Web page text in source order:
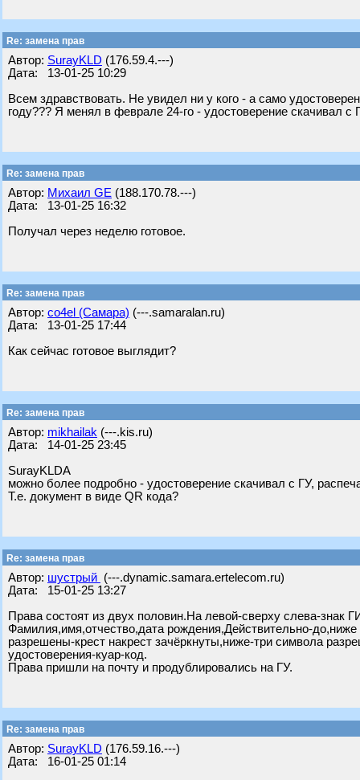
Re: замена прав
Автор: SurayKLD (176.59.4.---)
Дата: 13-01-25 10:29
Всем здравствовать. Не увидел ни у кого - а само
году??? Я менял в феврале 24-го - удостоверение скачивал
Re: замена прав
Автор: Михаил GE (188.170.78.---)
Дата: 13-01-25 16:32
Получал через неделю готовое.
Re: замена прав
Автор: co4el (Самара) (---.samaralan.ru)
Дата: 13-01-25 17:44
Как сейчас готовое выглядит?
Re: замена прав
Автор: mikhailak (---.kis.ru)
Дата: 14-01-25 23:45
SurayKLDА
можно более подробно - удостоверение скачивал с ГУ,
Т.е. документ в виде QR кода?
Re: замена прав
Автор: шустрый (---.dynamic.samara.ertelecom.ru)
Дата: 15-01-25 13:27
Права состоят из двух половин.На левой-сверху слева-
Фамилия,имя,отчество,дата рождения,Действительно-
разрешены-крест накрест зачёркнуты,ниже-три символа
удостоверения-куар-код.
Права пришли на почту и продублировались на ГУ.
Re: замена прав
Автор: SurayKLD (176.59.16.---)
Дата: 16-01-25 01:14